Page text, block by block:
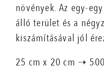
növények. Az egy-
álló terület és a
kiszámításával jól
25 cm x 20 cm ➝